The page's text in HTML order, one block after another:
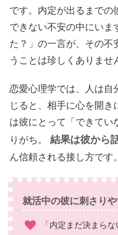
です。内定が出るまでの
できない不安の中にいま
た？」の一言が、その不
うことは珍しくありませ
恋愛心理学では、人は自
じると、相手に心を開
は彼にとって「できてい
りがち。
結果は彼から
ん信頼される接し方です。
就活中の彼に刺さり
「内定まだ決まら